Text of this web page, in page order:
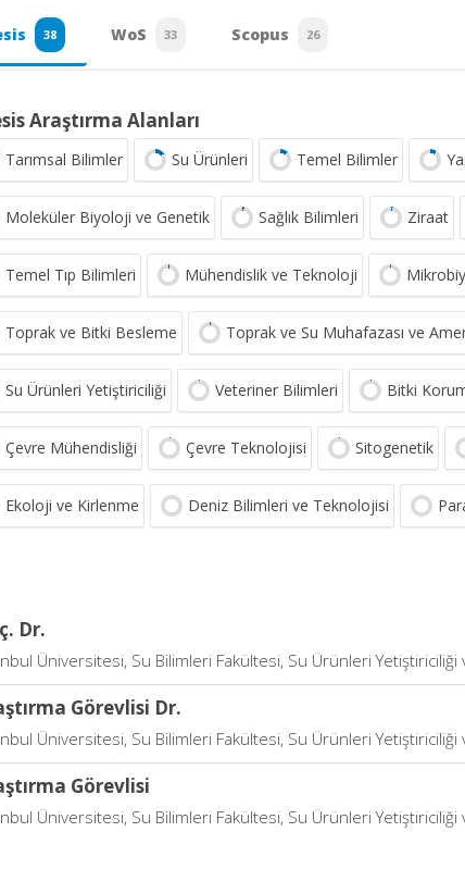
38 WoS 33 Scopus 26
Araştırma Alanları
Tarımsal Bilimler Su Ürünleri Temel Bilimler
Moleküler Biyoloji ve Genetik Sağlık Bilimleri Ziraat
Temel Tıp Bilimleri Mühendislik ve Teknoloji
Toprak ve Bitki Besleme Toprak ve Su Muhafazası ve
Su Ürünleri Yetiştiriciliği Veteriner Bilimleri Bitki
Çevre Mühendisliği Çevre Teknolojisi Sitogenetik
Ekoloji ve Kirlenme Deniz Bilimleri ve Teknolojisi
Dr.
Üniversitesi, Su Bilimleri Fakültesi, Su Ürünleri Yetiştiriciliği
Görevlisi Dr.
Üniversitesi, Su Bilimleri Fakültesi, Su Ürünleri Yetiştiriciliği
Görevlisi
Üniversitesi, Su Bilimleri Fakültesi, Su Ürünleri Yetiştiriciliği